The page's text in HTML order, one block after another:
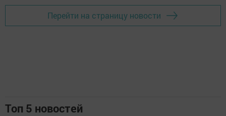
Перейти на страницу новости
Топ 5 новостей